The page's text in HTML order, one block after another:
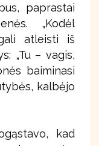
paprastai
„Kodėl
atleisti iš
„Tu – vagis,
baiminasi
kalbėjo
kad